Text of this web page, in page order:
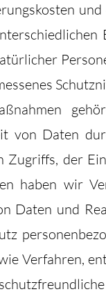
von Daten
Zugriffs, der
haben wir
Daten und
Verfahren,